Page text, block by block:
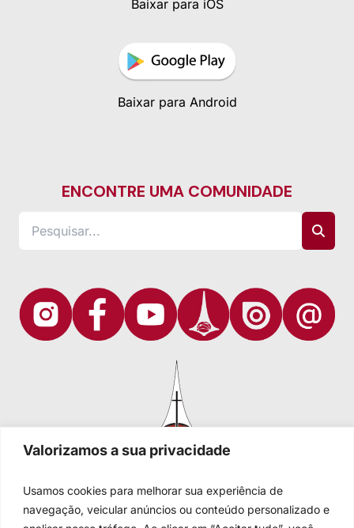
Valorizamos a sua privacidade
Usamos cookies para melhorar sua experiência de
navegação, veicular anúncios ou conteúdo personalizado e
Baixar para iOS
Baixar para Android
ENCONTRE UMA COMUNIDADE